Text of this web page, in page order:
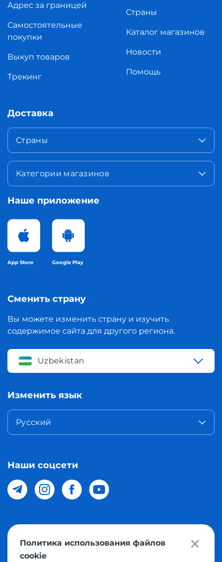
Адрес за границей
Самостоятельные
покупки
Выкуп товаров
Трекинг
Страны
Каталог магазинов
Новости
Помощь
Доставка
Страны
Категории магазинов
Наше приложение
App Store Google Play
Сменить страну
Вы можете изменить страну и изучить
содержимое сайта для другого региона.
Uzbekistan
Изменить язык
Русский
Наши соцсети
© 2026 Meest Shopping доставка покупок с интернет
магазинов мира в Узбекистан. Все права защищены
Политика использования файлов
cookie